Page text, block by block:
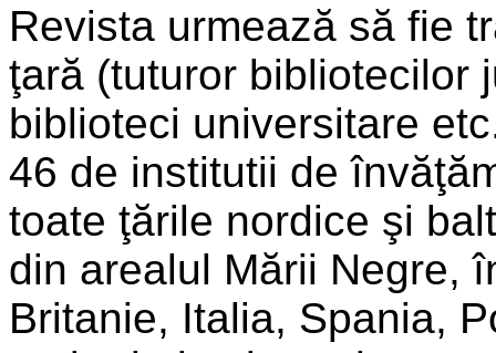
Revista urmează să fie
ţară (tuturor bibliotecilor
biblioteci universitare
46 de institutii de
toate ţările nordice şi
din arealul Mării Negre,
Britanie, Italia, Spania,